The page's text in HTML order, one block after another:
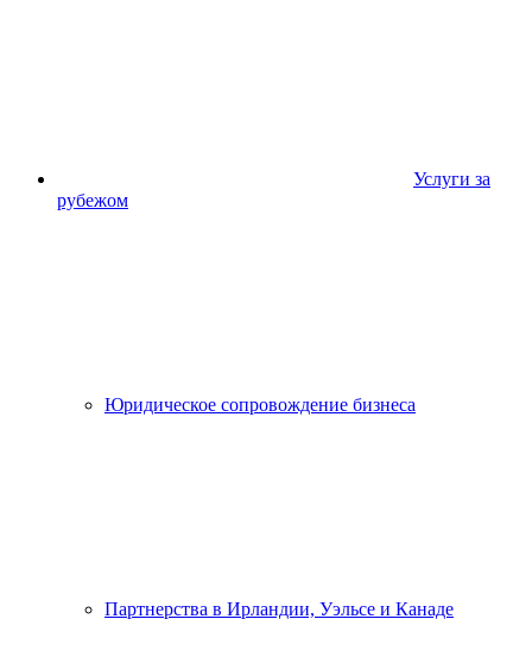
Услуги за
рубежом
Юридическое сопровождение бизнеса
Партнерства в Ирландии, Уэльсе и Канаде